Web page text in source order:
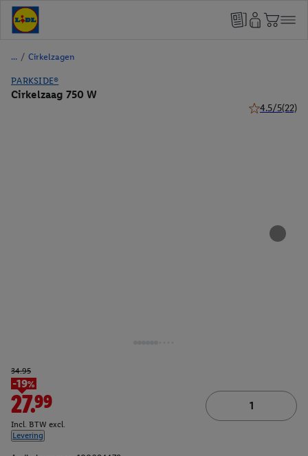
/ Cirkelzagen
PARKSIDE®
Cirkelzaag 750 W
4.5/5(22)
34.95
-19%
27.99
Incl. BTW excl.
Levering